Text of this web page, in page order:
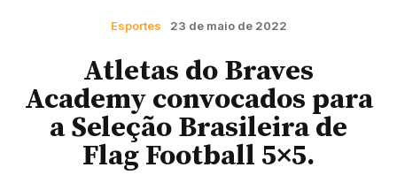
Esportes 23 de maio de 2022
Atletas do Braves
Academy convocados para
a Seleção Brasileira de
Flag Football 5×5.